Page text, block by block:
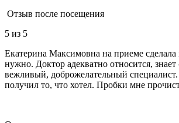
Отзыв после посещения
5 из 5
Екатерина Максимовна на приеме сделала
нужно. Доктор адекватно относится,
вежливый, доброжелательный
получил то, что хотел. Пробки мне